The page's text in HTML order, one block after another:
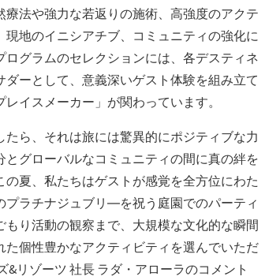
療法や強力な若返りの施術、高強度のアクテ
現地のイニシアチブ、コミュニティの強化に
ログラムのセレクションには、各デスティネ
ーとして、意義深いゲスト体験を組み立て
イスメーカー」が関わっています。
たら、それは旅には驚異的にポジティブな力
グローバルなコミュニティの間に真の絆を
夏、私たちはゲストが感覚を全方位にわた
プラチナジュブリ―を祝う庭園でのパーティ
り活動の観察まで、大規模な文化的な瞬間
個性豊かなアクティビティを選んでいただ
リゾーツ 社長 ラダ・アローラのコメント